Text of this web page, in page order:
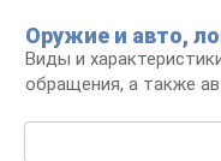
контенту
Оружие и авто,
Виды и
обращения, а также